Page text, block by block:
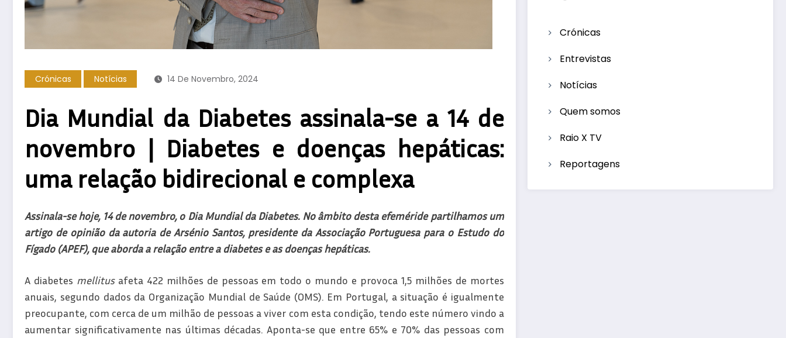
Crónicas Notícias 14 De Novembro, 2024
Dia Mundial da Diabetes assinala-se a 14 de
novembro | Diabetes e doenças hepáticas:
uma relação bidirecional e complexa
Assinala-se hoje, 14 de novembro, o Dia Mundial da Diabetes. No âmbito desta efeméride partilhamos um
artigo de opinião da autoria de Arsénio Santos, presidente da Associação Portuguesa para o Estudo do
Fígado (APEF), que aborda a relação entre a diabetes e as doenças hepáticas.
A diabetes mellitusafeta 422 milhões de pessoas em todo o mundo e provoca 1,5 milhões de mortes
anuais, segundo dados da Organização Mundial de Saúde (OMS). Em Portugal, a situação é igualmente
preocupante, com cerca de um milhão de pessoas a viver com esta condição, tendo este número vindo a
aumentar significativamente nas últimas décadas. Aponta-se que entre 65% e 70% das pessoas com
Crónicas
Entrevistas
Notícias
Quem somos
Raio X TV
Reportagens